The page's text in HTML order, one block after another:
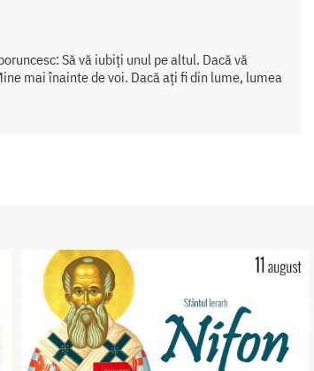
Să vă iubiți unul pe altul. Dacă vă
mai înainte de voi. Dacă ați fi din lume, lumea